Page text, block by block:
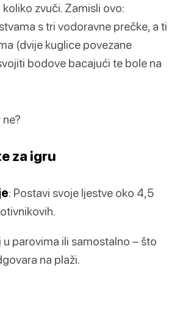
zvuči. Zamisli ovo:
s tri vodoravne prečke, a ti
(dvije kuglice povezane
bodove bacajući te bole na
za igru
: Postavi svoje ljestve oko 4,5
u parovima ili samostalno – što
na plaži.